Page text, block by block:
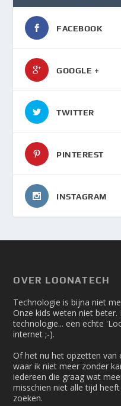
FACEBOOK
GOOGLE +
TWITTER
PINTEREST
INSTAGRAM
OVER LOONATECH
Technologie is bijna niet
Onze kids weten niet
technologie... een echte
internet ;-).
Of het nu het opzetten van
waar ik niet meer zonder
iedereen die graag wat
misschien niet alle tijd
zoeken.